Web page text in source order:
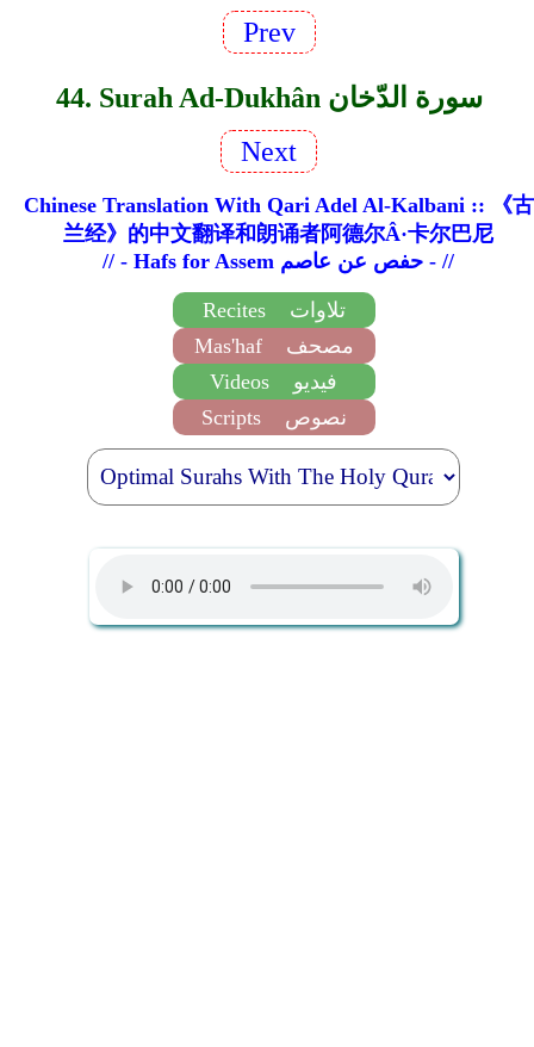
Prev
44. Surah Ad-Dukhân سورة الدّخان
Next
Chinese Translation With Qari Adel Al-Kalbani :: 《古
兰经》的中文翻译和朗诵者阿德尔Â·卡尔巴尼
// - Hafs for Assem حفص عن عاصم - //
Recites
تلاوات
Mas'haf
مصحف
Videos
فيديو
Scripts
نصوص